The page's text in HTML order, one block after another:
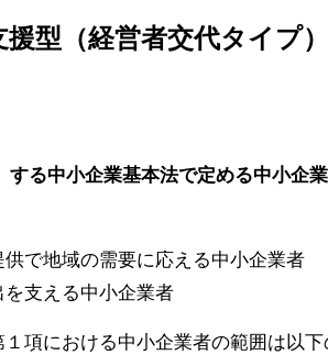
援型（経営者交代タイプ
る中小企業基本法で定める中小企
で地域の需要に応える中小企業者
支える中小企業者
項における中小企業者の範囲は以下